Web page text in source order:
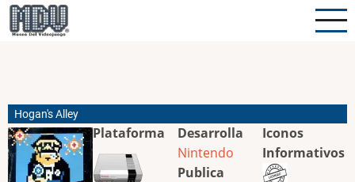
Pasar
al
Hogan's Alley
Plataforma
Desarrolla
Nintendo
Publica
Iconos
Informativos